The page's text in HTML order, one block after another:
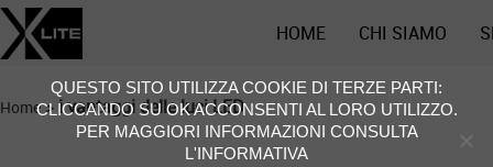
HOME CHI SIAMO
Home>i vantaggi delle luci LED
QUESTO SITO UTILIZZA COOKIE DI TERZE PARTI:
CLICCANDO SU OK ACCONSENTI AL LORO UTILIZZO.
PER MAGGIORI INFORMAZIONI CONSULTA
L'INFORMATIVA